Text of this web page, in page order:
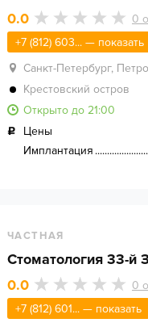
0.0
0
+7 (812) 603... — показать
Санкт-Петербург,
Крестовский остров
Открыто до 21:00
Цены
Имплантация
ЧАСТНАЯ
Стоматология 33-й
0.0
0
+7 (812) 601... — показать